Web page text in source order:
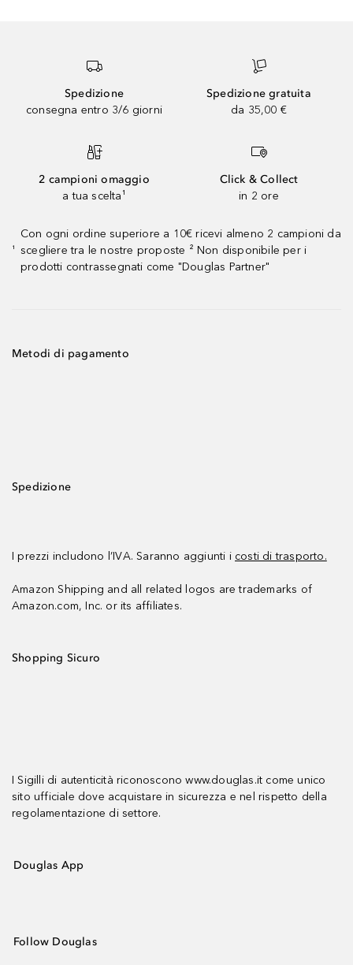
Spedizione
consegna entro 3/6 giorni
Spedizione gratuita
da 35,00 €
2 campioni omaggio
a tua scelta¹
Click & Collect
in 2 ore
¹
Con ogni ordine superiore a 10€ ricevi almeno 2 campioni da
scegliere tra le nostre proposte ² Non disponibile per i
prodotti contrassegnati come "Douglas Partner"
Metodi di pagamento
Spedizione
I prezzi includono l’IVA. Saranno aggiunti i costi di trasporto.
Amazon Shipping and all related logos are trademarks of
Amazon.com, Inc. or its affiliates.
Shopping Sicuro
I Sigilli di autenticità riconoscono www.douglas.it come unico
sito ufficiale dove acquistare in sicurezza e nel rispetto della
regolamentazione di settore.
Douglas App
Follow Douglas